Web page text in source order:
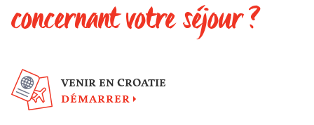
concernant votre séjour ?
VENIR EN CROATIE
DÉMARRER